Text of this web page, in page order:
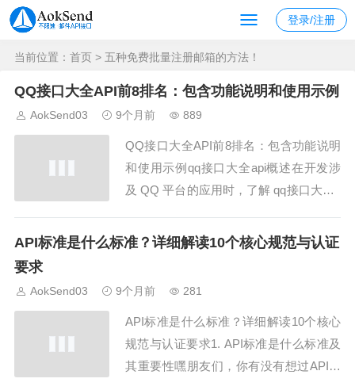
登录/注册
当前位置： 首页 > 五种免费批量注册邮箱的方法！
QQ接口大全API前8排名：包含功能说明和使用示例
AokSend03 9个月前 889
QQ接口大全API前8排名：包含功能说明
和使用示例qq接口大全api概述在开发涉
及 QQ 平台的应用时，了解 qq接口大全a
丰富的接口功能，包括用户信息获取、好
以实现与 QQ 平...
API标准是什么标准？详细解读10个核心规范与认证
要求
AokSend03 9个月前 281
API标准是什么标准？详细解读10个核心
规范与认证要求1. API标准是什么标准及
其重要性嘿朋友们，你有没有想过API标